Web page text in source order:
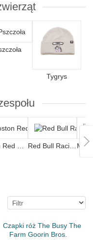
Tygrys
Boston Red Sox Red Bull Racing